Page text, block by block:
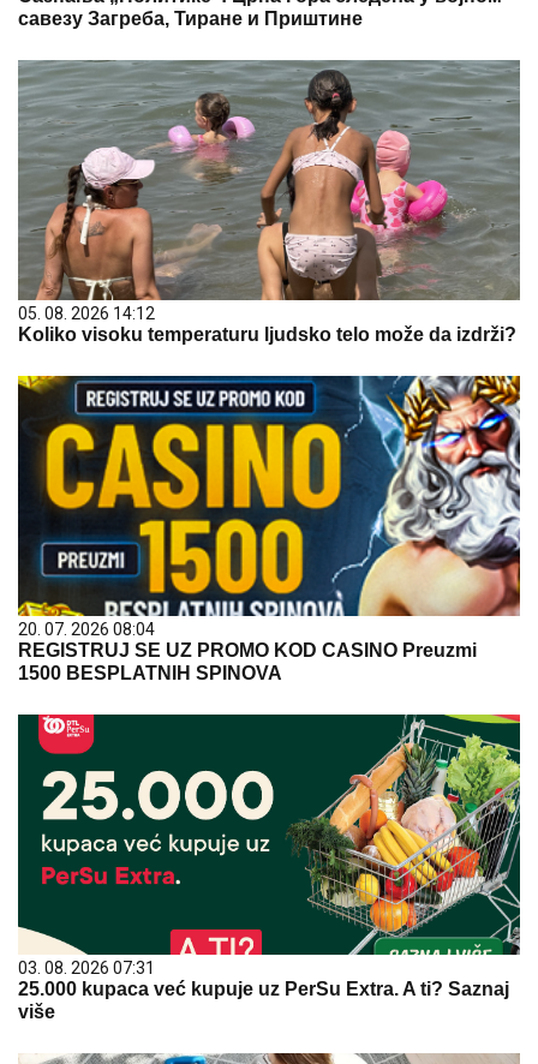
савезу Загреба, Тиране и Приштине
05. 08. 2026 14:12
Koliko visoku temperaturu ljudsko telo može da izdrži?
20. 07. 2026 08:04
REGISTRUJ SE UZ PROMO KOD CASINO Preuzmi
1500 BESPLATNIH SPINOVA
03. 08. 2026 07:31
25.000 kupaca već kupuje uz PerSu Extra. A ti? Saznaj
više